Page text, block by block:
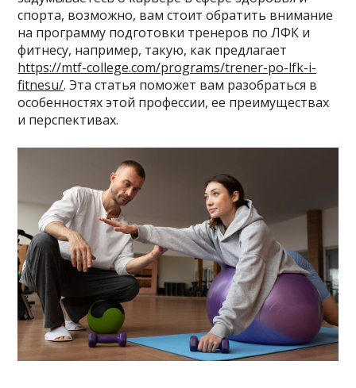
спорта, возможно, вам стоит обратить внимание
на программу подготовки тренеров по ЛФК и
фитнесу, например, такую, как предлагает
https://mtf-college.com/programs/trener-po-lfk-i-
fitnesu/. Эта статья поможет вам разобраться в
особенностях этой профессии, ее преимуществах
и перспективах.